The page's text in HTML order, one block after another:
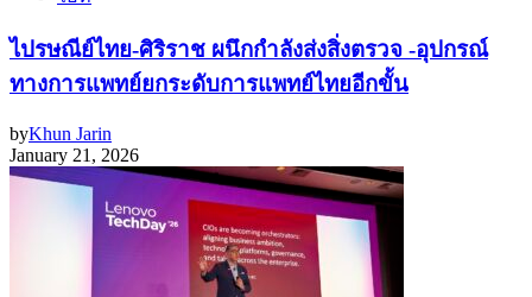
ไปรษณีย์ไทย-ศิริราช ผนึกกำลังส่งสิ่งตรวจ -อุปกรณ์
ทางการแพทย์ยกระดับการแพทย์ไทยอีกขั้น
byKhun Jarin
January 21, 2026